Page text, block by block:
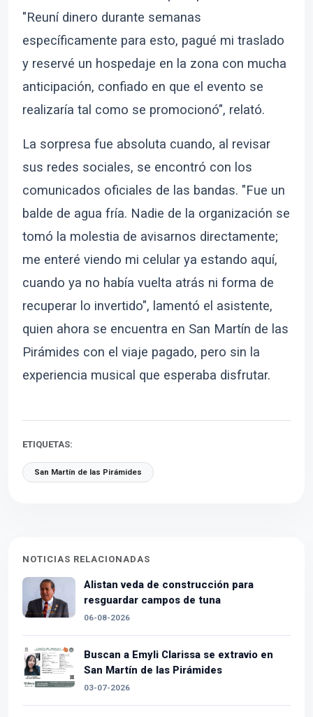
"Reuní dinero durante semanas
específicamente para esto, pagué mi traslado
y reservé un hospedaje en la zona con mucha
anticipación, confiado en que el evento se
realizaría tal como se promocionó", relató.
La sorpresa fue absoluta cuando, al revisar
sus redes sociales, se encontró con los
comunicados oficiales de las bandas. "Fue un
balde de agua fría. Nadie de la organización se
tomó la molestia de avisarnos directamente;
me enteré viendo mi celular ya estando aquí,
cuando ya no había vuelta atrás ni forma de
recuperar lo invertido", lamentó el asistente,
quien ahora se encuentra en San Martín de las
Pirámides con el viaje pagado, pero sin la
experiencia musical que esperaba disfrutar.
ETIQUETAS:
San Martín de las Pirámides
NOTICIAS RELACIONADAS
Alistan veda de construcción para
resguardar campos de tuna
06-08-2026
Buscan a Emyli Clarissa se extravio en
San Martín de las Pirámides
03-07-2026